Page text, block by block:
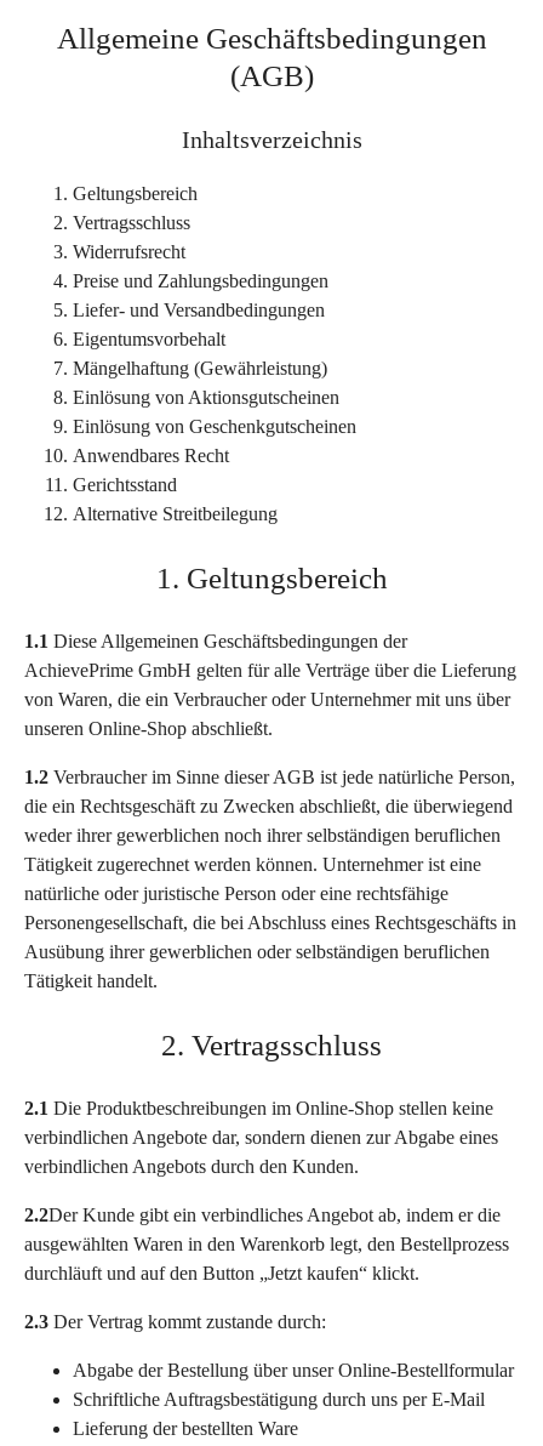
Allgemeine Geschäftsbedingungen
(AGB)
Inhaltsverzeichnis
Geltungsbereich
Vertragsschluss
Widerrufsrecht
Preise und Zahlungsbedingungen
Liefer- und Versandbedingungen
Eigentumsvorbehalt
Mängelhaftung (Gewährleistung)
Einlösung von Aktionsgutscheinen
Einlösung von Geschenkgutscheinen
Anwendbares Recht
Gerichtsstand
Alternative Streitbeilegung
1. Geltungsbereich
1.1 Diese Allgemeinen Geschäftsbedingungen der
AchievePrime GmbH gelten für alle Verträge über die Lieferung
von Waren, die ein Verbraucher oder Unternehmer mit uns über
unseren Online-Shop abschließt.
1.2 Verbraucher im Sinne dieser AGB ist jede natürliche Person,
die ein Rechtsgeschäft zu Zwecken abschließt, die überwiegend
weder ihrer gewerblichen noch ihrer selbständigen beruflichen
Tätigkeit zugerechnet werden können. Unternehmer ist eine
natürliche oder juristische Person oder eine rechtsfähige
Personengesellschaft, die bei Abschluss eines Rechtsgeschäfts in
Ausübung ihrer gewerblichen oder selbständigen beruflichen
Tätigkeit handelt.
2. Vertragsschluss
2.1 Die Produktbeschreibungen im Online-Shop stellen keine
verbindlichen Angebote dar, sondern dienen zur Abgabe eines
verbindlichen Angebots durch den Kunden.
2.2Der Kunde gibt ein verbindliches Angebot ab, indem er die
ausgewählten Waren in den Warenkorb legt, den Bestellprozess
durchläuft und auf den Button „Jetzt kaufen“ klickt.
2.3 Der Vertrag kommt zustande durch:
Abgabe der Bestellung über unser Online-Bestellformular
Schriftliche Auftragsbestätigung durch uns per E-Mail
Lieferung der bestellten Ware